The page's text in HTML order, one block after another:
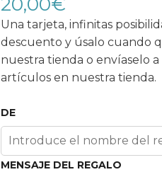
Una tarjeta, infinitas
descuento y úsalo cuando
nuestra tienda o envíaselo
artículos en nuestra tienda.
DE
MENSAJE DEL REGALO